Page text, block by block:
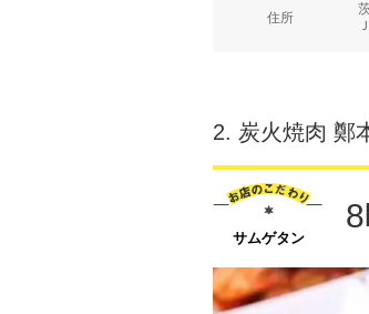
住所
2. 炭火焼肉 鄭
サムゲタン